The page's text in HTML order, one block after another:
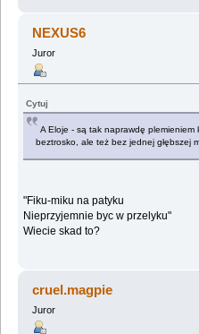
NEXUS6
Juror
Cytuj
A Eloje - są tak naprawdę plemieniem
beztrosko, ale też bez jednej głębszej
"Fiku-miku na patyku
Nieprzyjemnie byc w przelyku"
Wiecie skad to?
cruel.magpie
Juror